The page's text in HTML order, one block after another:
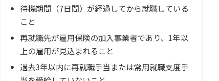
待機期間（7日間）が経過してから就職している
こと
再就職先が雇用保険の加入事業者であり、1年以
上の雇用が見込まれること
過去3年以内に再就職手当または常用就職支度手